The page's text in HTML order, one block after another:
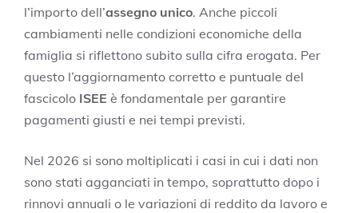
l’importo dell’assegno unico. Anche piccoli
cambiamenti nelle condizioni economiche della
famiglia si riflettono subito sulla cifra erogata. Per
questo l’aggiornamento corretto e puntuale del
fascicolo ISEE è fondamentale per garantire
pagamenti giusti e nei tempi previsti.
Nel 2026 si sono moltiplicati i casi in cui i dati non
sono stati agganciati in tempo, soprattutto dopo i
rinnovi annuali o le variazioni di reddito da lavoro e